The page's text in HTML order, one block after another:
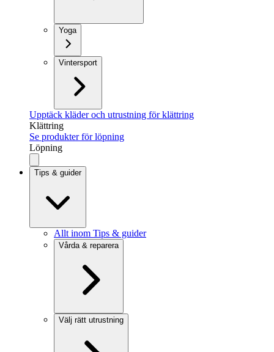
Yoga
Vintersport
Upptäck kläder och utrustning för klättring
Klättring
Se produkter för löpning
Löpning
Tips & guider
Allt inom Tips & guider
Vårda & reparera
Välj rätt utrustning